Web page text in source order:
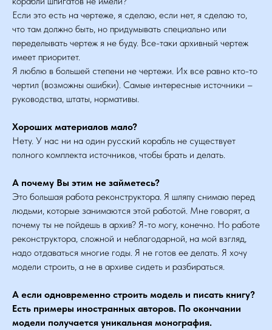
Если это есть на чертеже, я сделаю, если нет, я сделаю то,
что там должно быть, но придумывать специально или
переделывать чертеж я не буду. Все-таки архивный чертеж
имеет приоритет.
Я люблю в большей степени не чертежи. Их все равно кто-то
чертил (возможны ошибки). Самые интересные источники –
руководства, штаты, нормативы.
Хороших материалов мало?
Нету. У нас ни на один русский корабль не существует
полного комплекта источников, чтобы брать и делать.
А почему Вы этим не займетесь?
Это большая работа реконструктора. Я шляпу снимаю перед
людьми, которые занимаются этой работой. Мне говорят, а
почему ты не пойдешь в архив? Я-то могу, конечно. Но работе
реконструктора, сложной и неблагодарной, на мой взгляд,
надо отдаваться многие годы. Я не готов ее делать. Я хочу
модели строить, а не в архиве сидеть и разбираться.
А если одновременно строить модель и писать книгу?
Есть примеры иностранных авторов. По окончании
модели получается уникальная монография.